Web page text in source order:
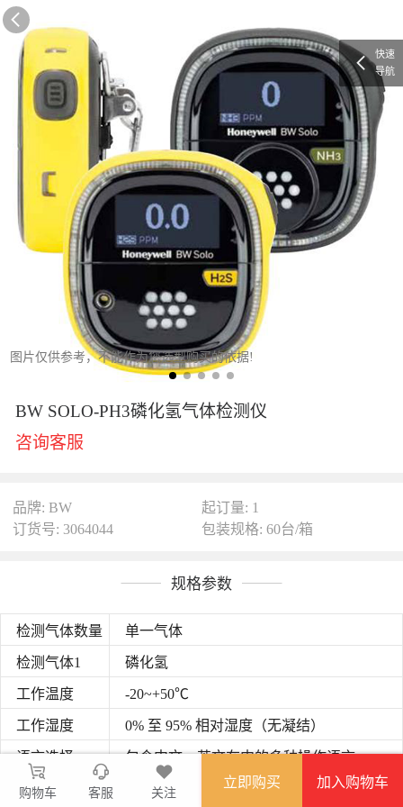
图片仅供参考，不能作为您选型购买的依据!
BW SOLO-PH3磷化氢气体检测仪
咨询客服
品牌: BW
起订量: 1
订货号: 3064044
包装规格: 60台/箱
规格参数
检测气体数量 单一气体
检测气体1 磷化氢
工作温度 -20~+50℃
工作湿度 0% 至 95% 相对湿度（无凝结）
语言选择 包含中文、英文在内的多种操作语言
毛重 103g 至 116 g，取决于安装的传感器类型
购物车 客服 关注
立即购买 加入购物车
快速
导航